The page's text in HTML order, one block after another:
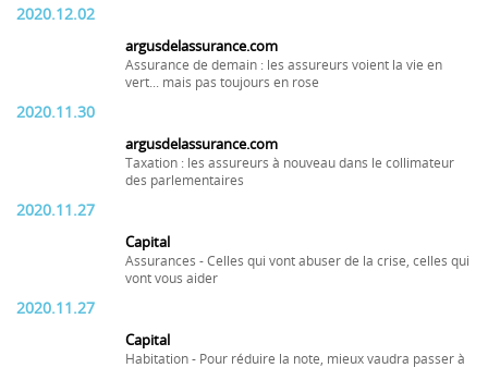
2020.12.02
argusdelassurance.com
Assurance de demain : les assureurs voient la vie en
vert... mais pas toujours en rose
2020.11.30
argusdelassurance.com
Taxation : les assureurs à nouveau dans le collimateur
des parlementaires
2020.11.27
Capital
Assurances - Celles qui vont abuser de la crise, celles qui
vont vous aider
2020.11.27
Capital
Habitation - Pour réduire la note, mieux vaudra passer à